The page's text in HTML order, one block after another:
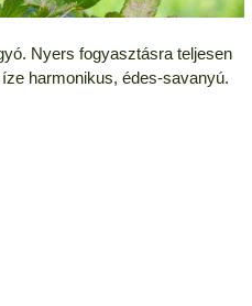
Nyers fogyasztásra teljesen
harmonikus, édes-savanyú.